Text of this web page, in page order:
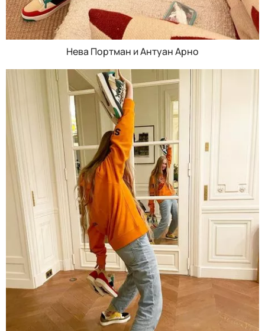
Нева Портман и Антуан Арно